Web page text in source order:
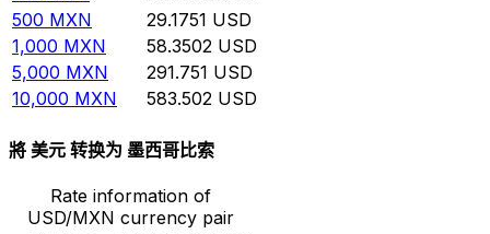
500 MXN 29.1751 USD
1,000 MXN 58.3502 USD
5,000 MXN 291.751 USD
10,000 MXN 583.502 USD
將 美元 转换为 墨西哥比索
Rate information of
USD/MXN currency pair